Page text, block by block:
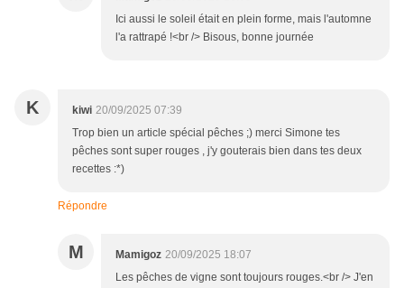
Ici aussi le soleil était en plein forme, mais l'automne
l'a rattrapé !<br /> Bisous, bonne journée
K kiwi 20/09/2025 07:39
Trop bien un article spécial pêches ;) merci Simone tes
pêches sont super rouges , j'y gouterais bien dans tes deux
recettes :*)
Répondre
M Mamigoz 20/09/2025 18:07
Les pêches de vigne sont toujours rouges.<br /> J'en